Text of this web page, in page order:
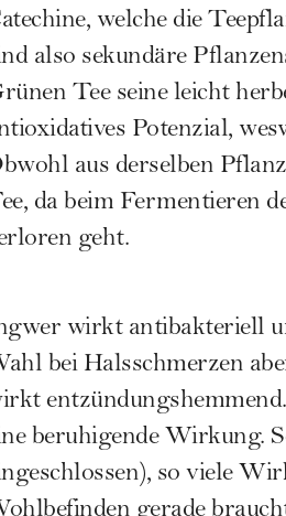
welche die
also sekundäre
Tee seine leicht
Potenzial,
aus derselben
da beim Fermentieren
geht.
wirkt antibakteriell
bei Halsschmerzen
beruhigende Wirkung.
so viele